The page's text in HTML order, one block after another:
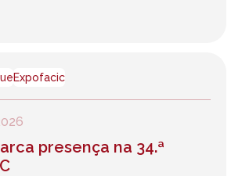
Expofacic
presença na 34.ª